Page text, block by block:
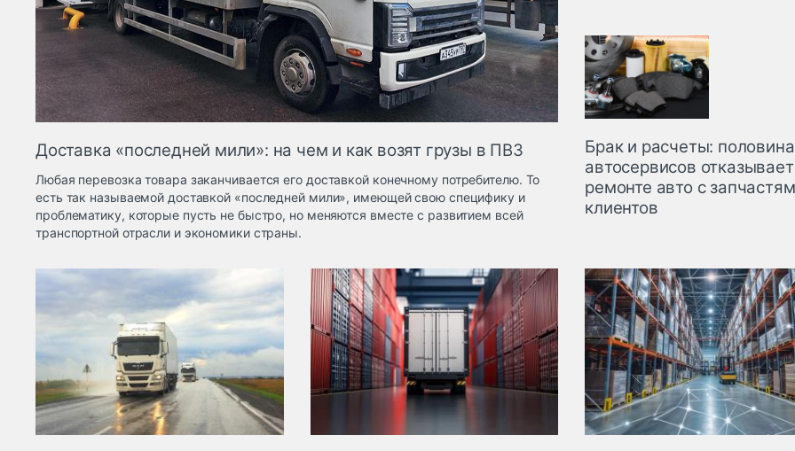
Доставка «последней мили»: на чем и как возят грузы в ПВЗ
Любая перевозка товара заканчивается его доставкой конечному потребителю. То
есть так называемой доставкой «последней мили», имеющей свою специфику и
проблематику, которые пусть не быстро, но меняются вместе с развитием всей
транспортной отрасли и экономики страны.
Брак и расчеты: половина
автосервисов
ремонте авто с
клиентов